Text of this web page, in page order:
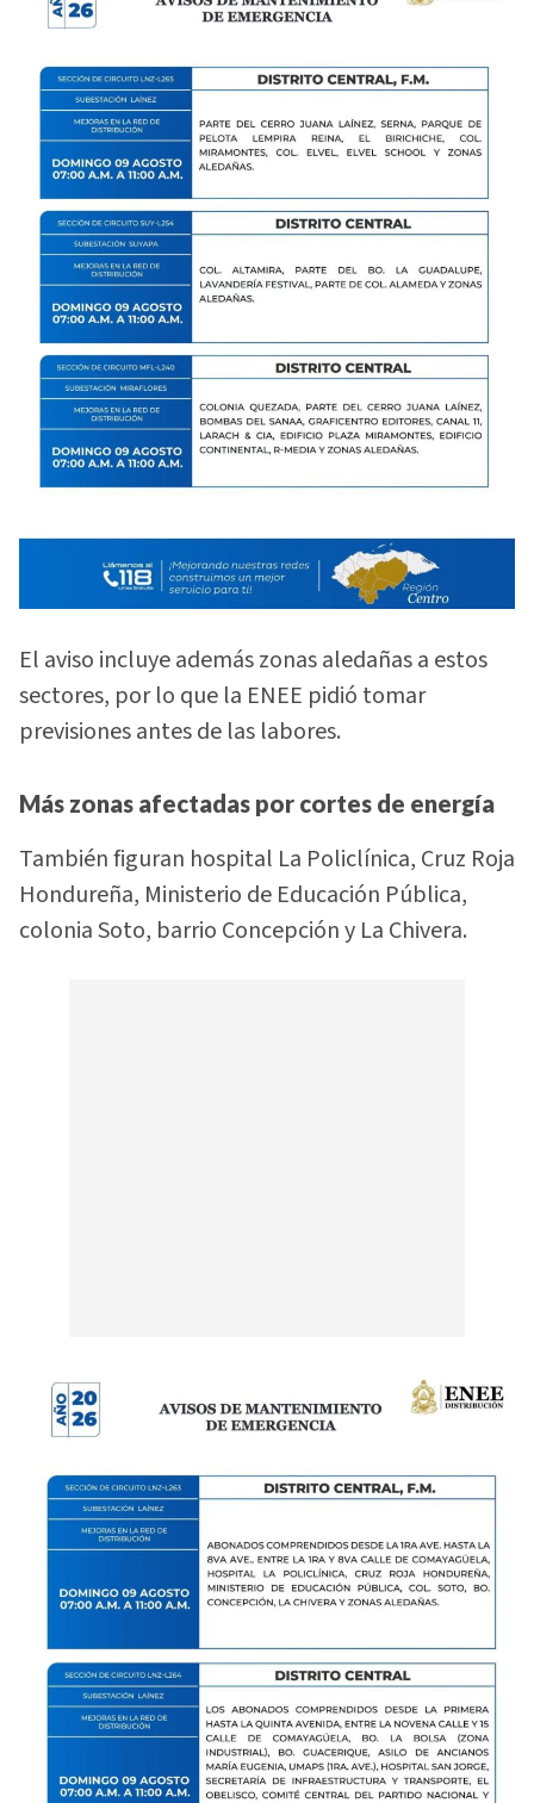
El aviso incluye además zonas aledañas a estos
sectores, por lo que la ENEE pidió tomar
previsiones antes de las labores.
Más zonas afectadas por cortes de energía
También figuran hospital La Policlínica, Cruz Roja
Hondureña, Ministerio de Educación Pública,
colonia Soto, barrio Concepción y La Chivera.